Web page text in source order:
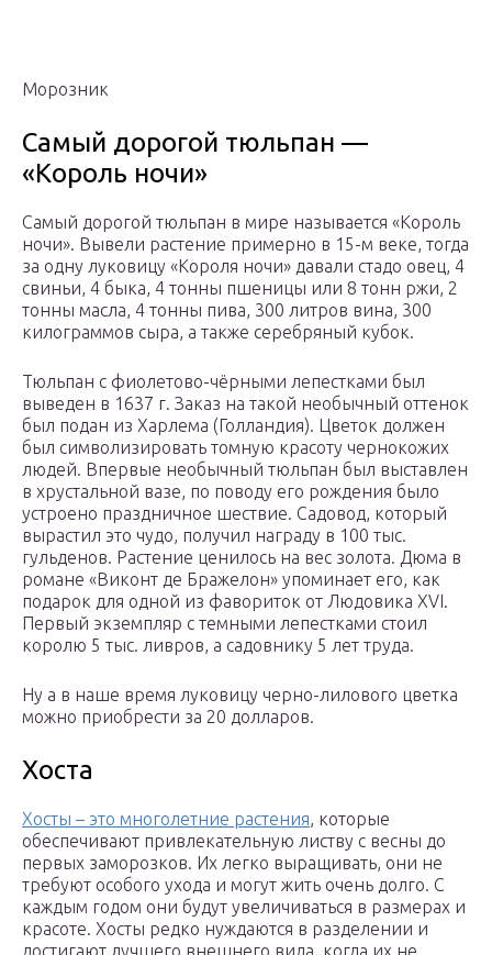
Морозник
Самый дорогой тюльпан —
«Король ночи»
Самый дорогой тюльпан в мире называется «Король
ночи». Вывели растение примерно в 15-м веке, тогда
за одну луковицу «Короля ночи» давали стадо овец, 4
свиньи, 4 быка, 4 тонны пшеницы или 8 тонн ржи, 2
тонны масла, 4 тонны пива, 300 литров вина, 300
килограммов сыра, а также серебряный кубок.
Тюльпан с фиолетово-чёрными лепестками был
выведен в 1637 г. Заказ на такой необычный оттенок
был подан из Харлема (Голландия). Цветок должен
был символизировать томную красоту чернокожих
людей. Впервые необычный тюльпан был выставлен
в хрустальной вазе, по поводу его рождения было
устроено праздничное шествие. Садовод, который
вырастил это чудо, получил награду в 100 тыс.
гульденов. Растение ценилось на вес золота. Дюма в
романе «Виконт де Бражелон» упоминает его, как
подарок для одной из фавориток от Людовика XVI.
Первый экземпляр с темными лепестками стоил
королю 5 тыс. ливров, а садовнику 5 лет труда.
Ну а в наше время луковицу черно-лилового цветка
можно приобрести за 20 долларов.
Хоста
Хосты – это многолетние растения, которые
обеспечивают привлекательную листву с весны до
первых заморозков. Их легко выращивать, они не
требуют особого ухода и могут жить очень долго. С
каждым годом они будут увеличиваться в размерах и
красоте. Хосты редко нуждаются в разделении и
достигают лучшего внешнего вида, когда их не